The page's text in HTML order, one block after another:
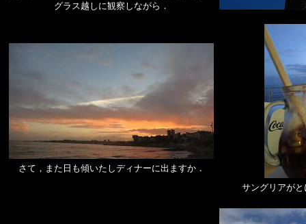
グラス越しに観察しながら．
さて，また日も傾いたしディナーに出ますか．
サングリアが